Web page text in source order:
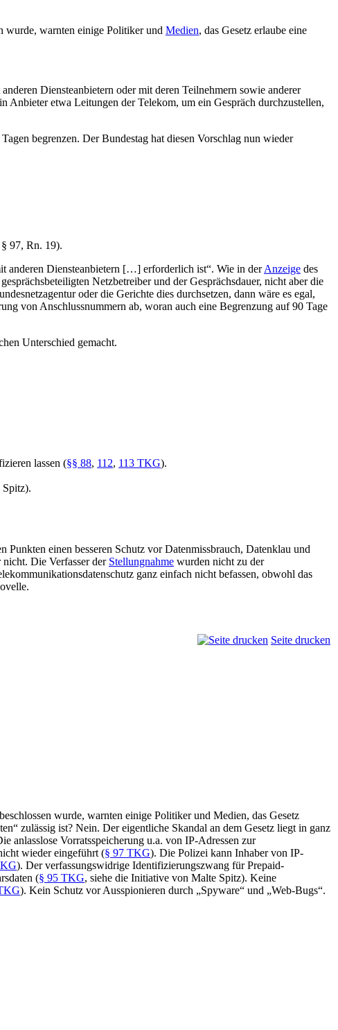
wurde, warnten einige Politiker und Medien, das Gesetz erlaube eine
Diensteanbietern oder mit deren Teilnehmern sowie anderer
Anbieter etwa Leitungen der Telekom, um ein Gespräch durchzustellen,
begrenzen. Der Bundestag hat diesen Vorschlag nun wieder
97, Rn. 19).
anderen Diensteanbietern […] erforderlich ist“. Wie in derAnzeige des
Netzbetreiber und der Gesprächsdauer, nicht aber die
oder die Gerichte dies durchsetzen, dann wäre es egal,
von Anschlussnummern ab, woran auch eine Begrenzung auf 90 Tage
Unterschied gemacht.
lassen (§§ 88, 112, 113 TKG).
einen besseren Schutz vor Datenmissbrauch, Datenklau und
Die Verfasser der Stellungnahme wurden nicht zu der
ganz einfach nicht befassen, obwohl das
Seite drucken
wurde, warnten einige Politiker und Medien, das Gesetz
zulässig ist? Nein. Der eigentliche Skandal an dem Gesetz liegt in ganz
anlasslose Vorratsspeicherung u.a. von IP-Adressen zur
wieder eingeführt (§ 97 TKG). Die Polizei kann Inhaber von IP-
). Der verfassungswidrige Identifizierungszwang für Prepaid-
(§ 95 TKG, siehe die Initiative von Malte Spitz). Keine
). Kein Schutz vor Ausspionieren durch „Spyware“ und „Web-Bugs“.